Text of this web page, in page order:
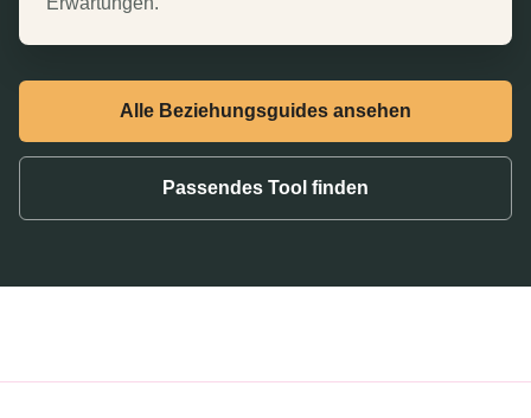
Alle Beziehungsguides ansehen
Passendes Tool finden